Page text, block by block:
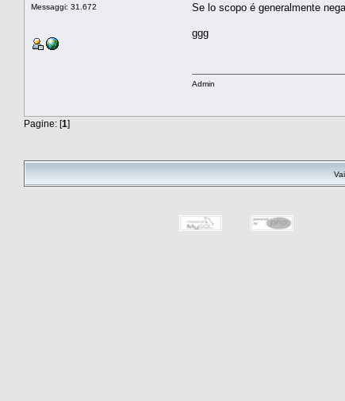
Messaggi: 31.672
Se lo scopo é generalmente
ggg
Admin
Pagine: [1]